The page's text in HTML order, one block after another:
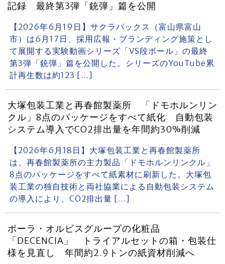
記録 最終第3弾「銃弾」篇を公開
【2026年6月19日】サクラパックス（富山県富山
市）は6月17日、採用広報・ブランディング施策とし
て展開する実験動画シリーズ「VS段ボール」の最終
第3弾「銃弾」篇を公開した。シリーズのYouTube累
計再生数は約123 […]
大塚包装工業と再春館製薬所 「ドモホルンリン
クル」8点のパッケージをすべて紙化 自動包装
システム導入でCO2排出量を年間約30%削減
【2026年6月18日】大塚包装工業と再春館製薬所
は、再春館製薬所の主力製品「ドモホルンリンクル」
8点のパッケージをすべて紙素材に刷新した。大塚包
装工業の独自技術と両社協業による自動包装システム
の導入により、CO2排出量 […]
ポーラ・オルビスグループの化粧品
「DECENCIA」 トライアルセットの箱・包装仕
様を見直し 年間約2.9トンの紙資材削減へ